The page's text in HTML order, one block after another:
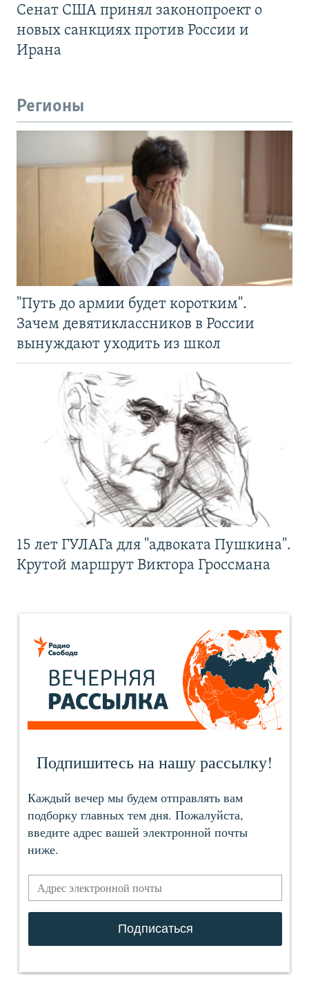
Сенат США принял законопроект о
новых санкциях против России и
Ирана
Регионы
"Путь до армии будет коротким".
Зачем девятиклассников в России
вынуждают уходить из школ
15 лет ГУЛАГа для "адвоката Пушкина".
Крутой маршрут Виктора Гроссмана